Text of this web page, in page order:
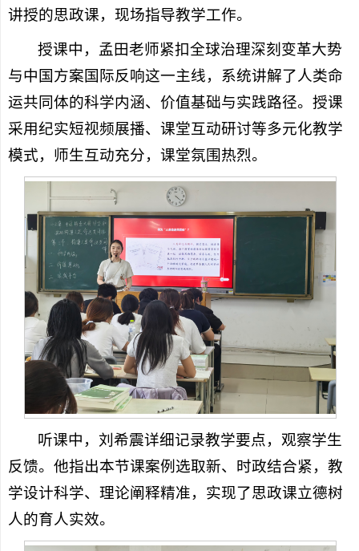
讲授的思政课，现场指导教学工作。
授课中，孟田老师紧扣全球治理深刻变革大势
与中国方案国际反响这一主线，系统讲解了人类命
运共同体的科学内涵、价值基础与实践路径。授课
采用纪实短视频展播、课堂互动研讨等多元化教学
模式，师生互动充分，课堂氛围热烈。
听课中，刘希震详细记录教学要点，观察学生
反馈。他指出本节课案例选取新、时政结合紧，教
学设计科学、理论阐释精准，实现了思政课立德树
人的育人实效。